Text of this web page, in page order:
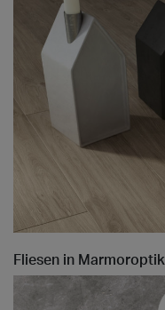
Fliesen in Marmoroptik